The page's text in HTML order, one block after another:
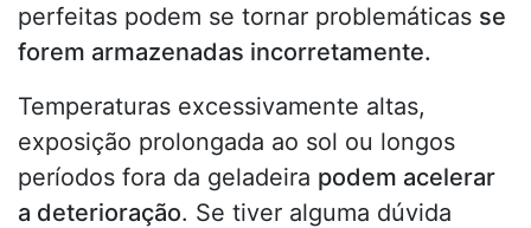
perfeitas podem se tornar problemáticas se
forem armazenadas incorretamente.
Temperaturas excessivamente altas,
exposição prolongada ao sol ou longos
períodos fora da geladeira podem acelerar
a deterioração. Se tiver alguma dúvida